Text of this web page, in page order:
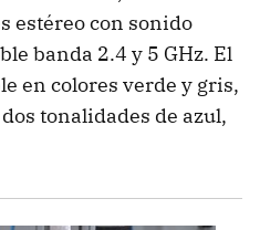
estéreo con sonido
banda 2.4 y 5 GHz. El
en colores verde y gris,
tonalidades de azul,